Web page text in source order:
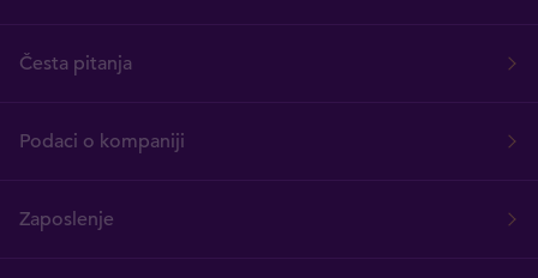
Česta pitanja
Podaci o kompaniji
Zaposlenje